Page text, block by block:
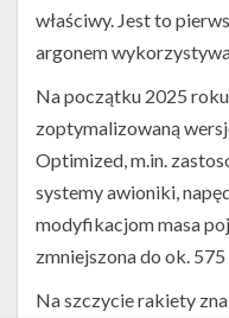
właściwy. Jest to
argonem
Na początku 2025
zoptymalizowaną
Optimized, m.in.
systemy awioniki,
modyfikacjom masa
zmniejszona do ok.
Na szczycie rakiety